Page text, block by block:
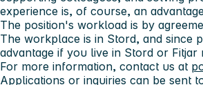
experience is, of course, an
The position's workload is by
The workplace is in Stord, and since
advantage if you live in Stord or Fitjar
For more information, contact us at
Applications or inquiries can be sent